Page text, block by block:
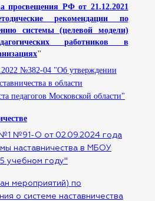
просвещения РФ от 21.12.2021
рекомендации по
системы (целевой модели)
работников в
"
№382-04 "Об утверждении
в области
педагогов Московской области"
№91-О от 02.09.2024 года
наставничества в МБОУ
учебном году"
мероприятий) по
о системе наставничества